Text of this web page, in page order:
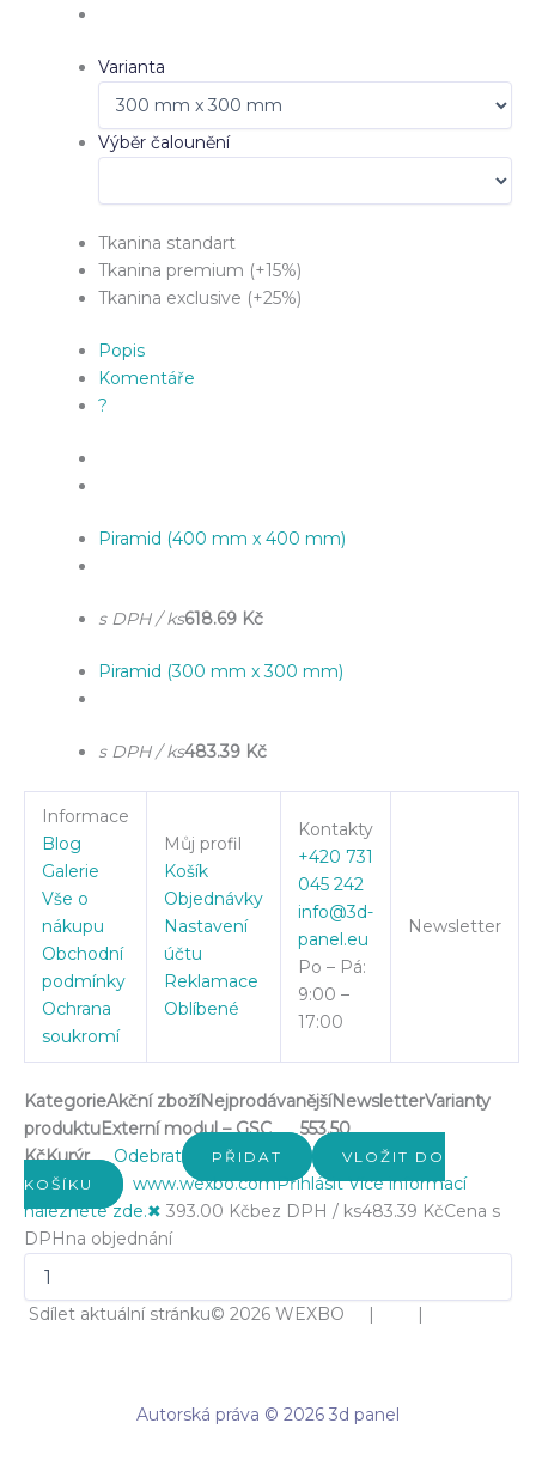
Varianta
Výběr čalounění
Tkanina standart
Tkanina premium (+15%)
Tkanina exclusive (+25%)
Popis
Komentáře
?
Piramid (400 mm x 400 mm)
s DPH / ks618.69 Kč
Piramid (300 mm x 300 mm)
s DPH / ks483.39 Kč
Informace
Blog
Galerie
Vše o
nákupu
Obchodní
podmínky
Ochrana
soukromí
Můj profil
Košík
Objednávky
Nastavení
účtu
Reklamace
Oblíbené
Kontakty
+420 731
045 242
info@3d-
panel.eu
Po – Pá:
9:00 –
17:00
Newsletter
KategorieAkční zbožíNejprodávanějšíNewsletterVarianty
produktuExterní modul – GSC
553.50
KčKurýr Odebrat PŘIDAT
VLOŽIT DO
KOŠÍKU
www.wexbo.comPřihlásit Více informací
naleznete zde.✖ 393.00 Kčbez DPH / ks483.39 KčCena s
DPH na objednání
Sdílet aktuální stránku© 2026 WEXBO | |
Autorská práva © 2026 3d panel